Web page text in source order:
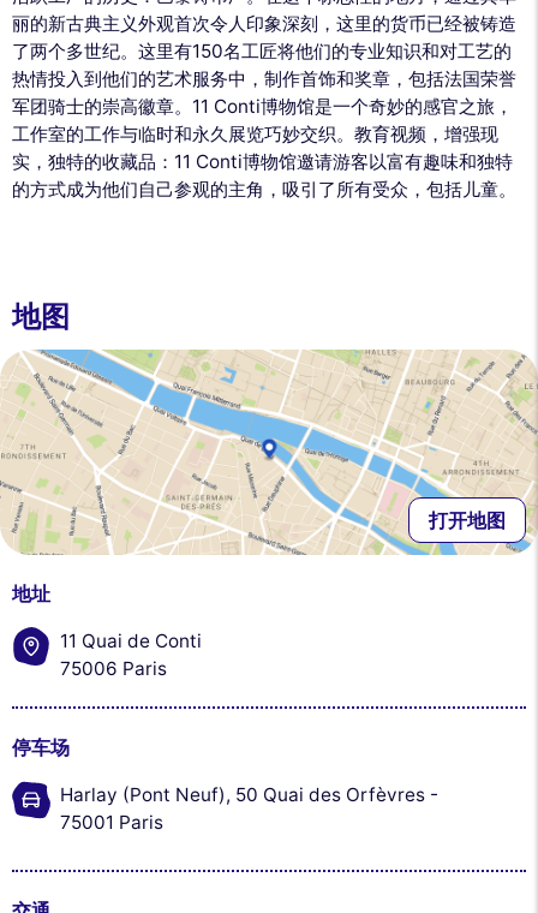
丽的新古典主义外观首次令人印象深刻，这里的货币已经被铸造
了两个多世纪。这里有150名工匠将他们的专业知识和对工艺的
热情投入到他们的艺术服务中，制作首饰和奖章，包括法国荣誉
军团骑士的崇高徽章。11 Conti博物馆是一个奇妙的感官之旅，
工作室的工作与临时和永久展览巧妙交织。教育视频，增强现
实，独特的收藏品：11 Conti博物馆邀请游客以富有趣味和独特
的方式成为他们自己参观的主角，吸引了所有受众，包括儿童。
地图
打开地图
地址
11 Quai de Conti
75006 Paris
停车场
Harlay (Pont Neuf), 50 Quai des Orfèvres -
75001 Paris